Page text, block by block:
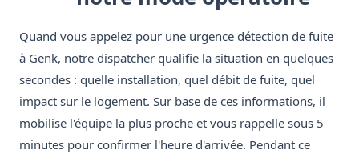
Quand vous appelez pour une urgence détection de fuite
à Genk, notre dispatcher qualifie la situation en quelques
secondes : quelle installation, quel débit de fuite, quel
impact sur le logement. Sur base de ces informations, il
mobilise l'équipe la plus proche et vous rappelle sous 5
minutes pour confirmer l'heure d'arrivée. Pendant ce